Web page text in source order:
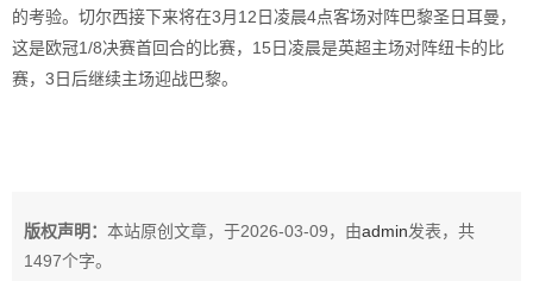
的考验。切尔西接下来将在3月12日凌晨4点客场对阵巴黎圣日耳曼，
这是欧冠1/8决赛首回合的比赛，15日凌晨是英超主场对阵纽卡的比
赛，3日后继续主场迎战巴黎。
版权声明： 本站原创文章，于2026-03-09，由admin发表，共
1497个字。